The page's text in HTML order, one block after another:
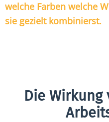
welche Farben welche
sie gezielt kombinierst.
Die Wirkung